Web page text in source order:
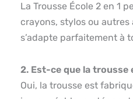
La Trousse École 2 en 1
crayons, stylos ou
s’adapte parfaitement à
2. Est-ce que la trousse
Oui, la trousse est